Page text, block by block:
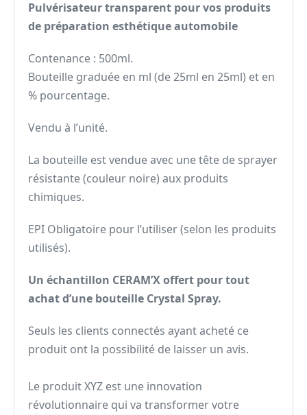
Pulvérisateur transparent pour vos produits
de préparation esthétique automobile
Contenance : 500ml.
Bouteille graduée en ml (de 25ml en 25ml) et en
% pourcentage.
Vendu à l’unité.
La bouteille est vendue avec une tête de sprayer
résistante (couleur noire) aux produits
chimiques.
EPI Obligatoire pour l’utiliser (selon les produits
utilisés).
Un échantillon CERAM’X offert pour tout
achat d’une bouteille Crystal Spray.
Seuls les clients connectés ayant acheté ce
produit ont la possibilité de laisser un avis.
Le produit XYZ est une innovation
révolutionnaire qui va transformer votre